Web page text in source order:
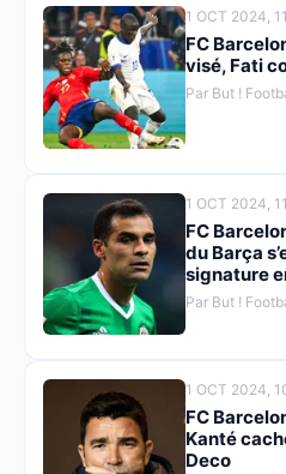
1 OCT 2024,
FC
visé, Fati
Par But !
1 OCT 2024,
FC
du Barça
signature
Par But !
1 OCT 2024,
FC
Kanté
Deco